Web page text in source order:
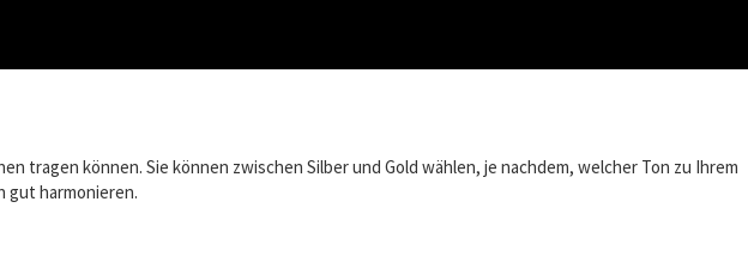
tragen können. Sie können zwischen Silber und Gold wählen, je nachdem, welcher Ton zu Ihrem
gut harmonieren.